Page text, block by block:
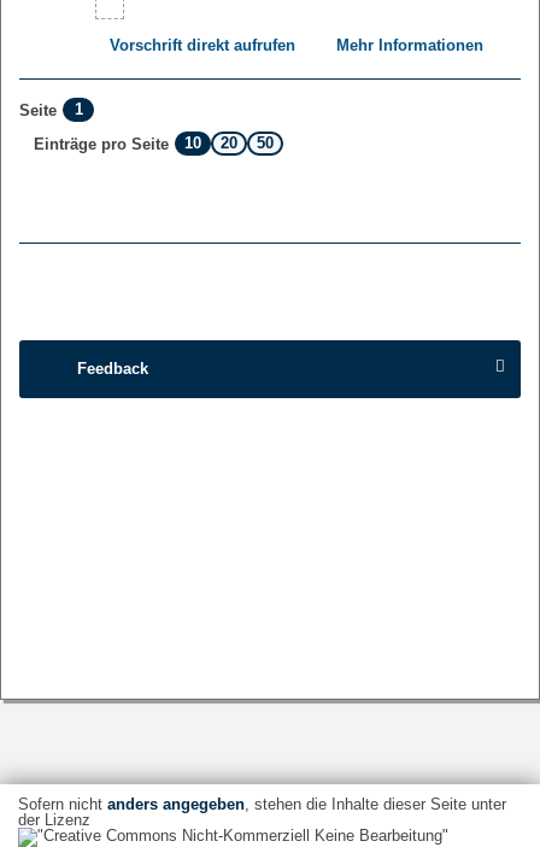
Vorschrift direkt aufrufen Mehr Informationen
Seite
1
Einträge pro Seite
10 20 50
Feedback
Sofern nicht anders angegeben, stehen die Inhalte dieser Seite unter
der Lizenz